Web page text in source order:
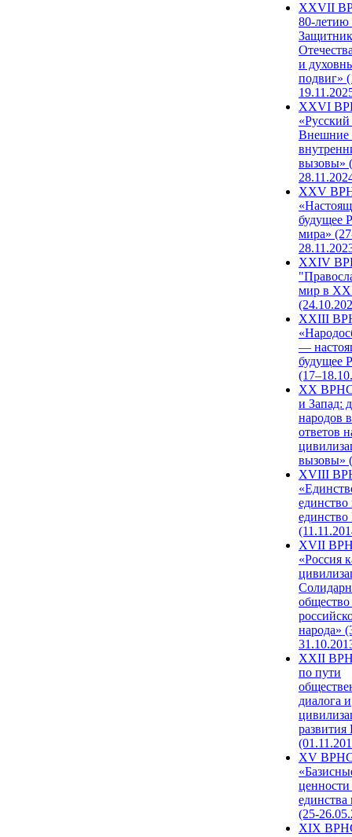
ХХVII
80-
и
подвиг»
XXVI
Внешние
вызовы»
XXV
будущее
мира»
XXIV
мир в
XXIII
—
будущее
XX ВРНС
и Запад:
народов
ответов
вызовы»
XVIII
единство
единство
XVII
«Россия
народа»
XXII
по пути
диалога и
развития
XV
единства
(25-
XIX